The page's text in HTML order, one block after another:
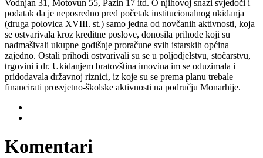
Vodnjan 31, Motovun 55, Pazin 17 itd. O njihovoj snazi svjedoči i
podatak da je neposredno pred početak institucionalnog ukidanja
(druga polovica XVIII. st.) samo jedna od novčanih aktivnosti, koja
se ostvarivala kroz kreditne poslove, donosila prihode koji su
nadmašivali ukupne godišnje proračune svih istarskih općina
zajedno. Ostali prihodi ostvarivali su se u poljodjelstvu, stočarstvu,
trgovini i dr. Ukidanjem bratovština imovina im se oduzimala i
pridodavala državnoj riznici, iz koje su se prema planu trebale
financirati prosvjetno-školske aktivnosti na području Monarhije.
Komentari